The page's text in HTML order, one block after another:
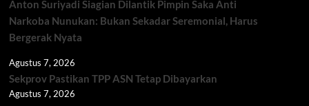
Anton Suriyadi Siagian Dilantik Pimpin Saka Anti
Narkoba Nunukan: Bukan Sekadar Seremonial, Harus
Bergerak Nyata
Agustus 7, 2026
Sekprov Pastikan TPP ASN Tetap Dibayarkan
Agustus 7, 2026